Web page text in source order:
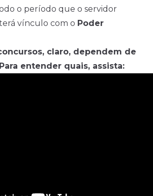
o período que o servidor
vínculo com o Poder
claro, dependem de
entender quais, assista: